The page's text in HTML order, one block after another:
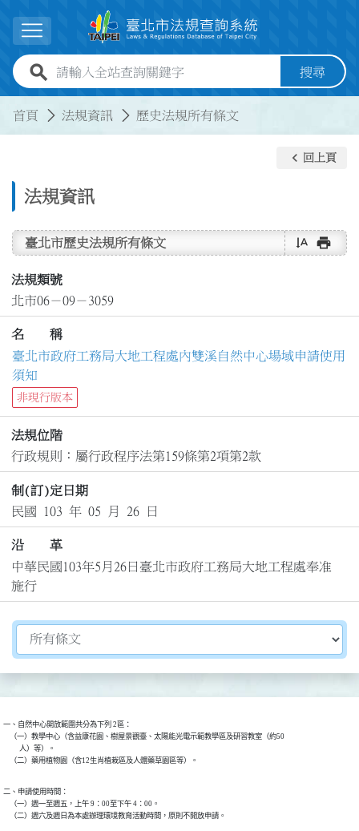
展開選單
全站查詢關鍵字欄位 搜尋
首頁 法規資訊 歷史法規所有條文
法規資訊
keyboard_arrow_left 回上頁
臺北市歷史法規所有條文 text_rotate_vertical print
法規類號
北市06－09－3059
名 稱
臺北市政府工務局大地工程處內雙溪自然中心場域申請使用
須知
非現行版本
法規位階
行政規則：屬行政程序法第159條第2項第2款
制(訂)定日期
民國 103 年 05 月 26 日
沿 革
中華民國103年5月26日臺北市政府工務局大地工程處奉准
施行
切換選擇法規資訊內容
一、自然中心開放範圍共分為下列 2區：
    （一）教學中心（含益康花園、樹屋景觀臺、太陽能光電示範教學區及研習教室（約50
          人）等）。
    （二）藥用植物園（含12生肖植栽區及人體藥草園區等）。
二、申請使用時間：
    （一）週一至週五，上午 9：00至下午 4：00。
    （二）週六及週日為本處辦理環境教育活動時間，原則不開放申請。